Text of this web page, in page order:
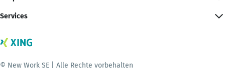
Services
© New Work SE | Alle Rechte vorbehalten